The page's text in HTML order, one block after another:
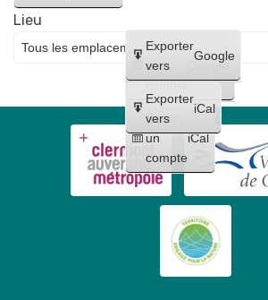
Créer
un
compte
Google
Créer
un
compte
iCal
Exporter
vers
Google
Exporter
vers
iCal
Lieu